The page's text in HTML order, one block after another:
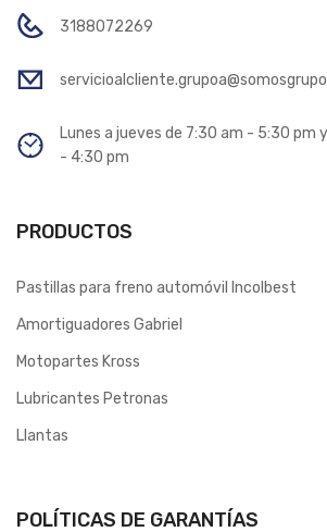
3188072269
Lunes a jueves de 7:30 am - 5:30 pm
- 4:30 pm
PRODUCTOS
Pastillas para freno automóvil Incolbest
Amortiguadores Gabriel
Motopartes Kross
Lubricantes Petronas
Llantas
POLÍTICAS DE GARANTÍAS